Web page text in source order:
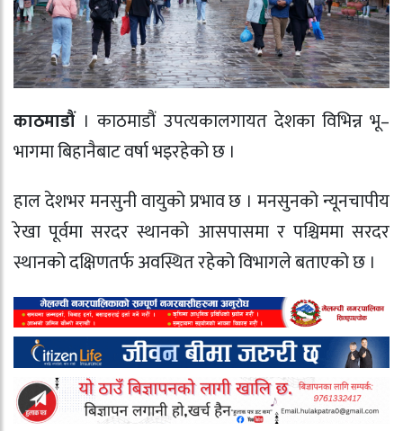
काठमाडौं । काठमाडौं उपत्यकालगायत देशका विभिन्न भू–
भागमा बिहानैबाट वर्षा भइरहेको छ ।
हाल देशभर मनसुनी वायुको प्रभाव छ । मनसुनको न्यूनचापीय
रेखा पूर्वमा सरदर स्थानको आसपासमा र पश्चिममा सरदर
स्थानको दक्षिणतर्फ अवस्थित रहेको विभागले बताएको छ ।